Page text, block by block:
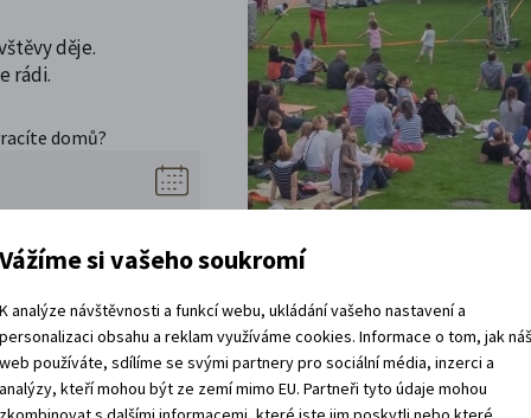
děje.
rádi.
domů?
Vážíme si vašeho soukromí
K analýze návštěvnosti a funkcí webu, ukládání vašeho nastavení a
personalizaci obsahu a reklam využíváme cookies. Informace o tom, jak
web používáte, sdílíme se svými partnery pro sociální média, inzerci a
analýzy, kteří mohou být ze zemí mimo EU. Partneři tyto údaje mohou